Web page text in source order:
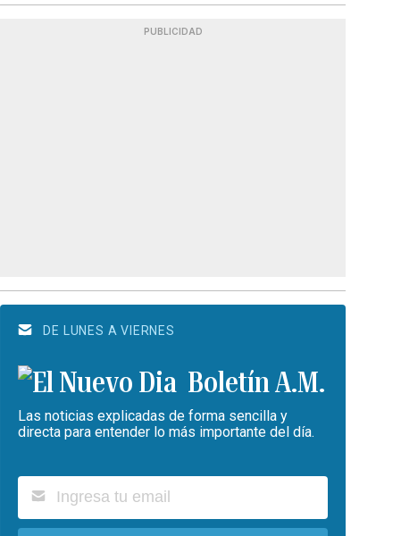
PUBLICIDAD
DE LUNES A VIERNES
Boletín A.M.
Las noticias explicadas de forma sencilla y
directa para entender lo más importante del día.